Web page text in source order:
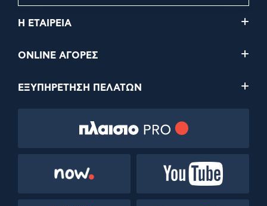
Η ΕΤΑΙΡΕΙΑ
ONLINE ΑΓΟΡΕΣ
ΕΞΥΠΗΡΕΤΗΣΗ ΠΕΛΑΤΩΝ